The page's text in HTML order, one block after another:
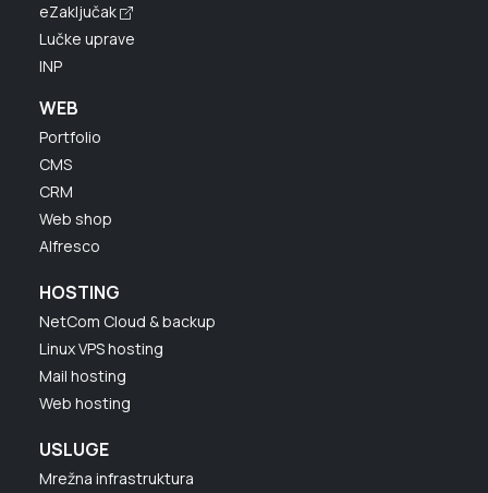
eZaključak
Lučke uprave
INP
WEB
Portfolio
CMS
CRM
Web shop
Alfresco
HOSTING
NetCom Cloud & backup
Linux VPS hosting
Mail hosting
Web hosting
USLUGE
Mrežna infrastruktura